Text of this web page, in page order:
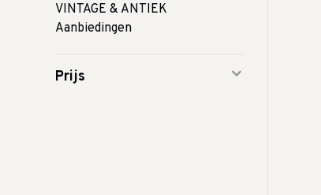
VINTAGE & ANTIEK
Aanbiedingen
Prijs